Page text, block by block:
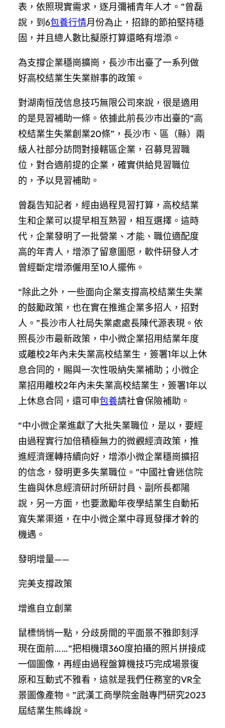
表，依照現實需求，逐月彌補青年人才。”曾磊
說，到6包養行情月份為止，招錄的節拍堅持穩
固，并且總人數比擬原打算還略有增添。
為支撐企業穩崗擴崗，長沙市出臺了一系列做
好高校結業生失業辦事的政策。
對湖南恒茂信息技巧無限公司來說，很是適用
的是見習補助一條。依據此前長沙市出臺的“高
校結業生失業創業20條”，長沙市、區（縣）兩
級人社部分訪問對接轄區企業，召募見習職
位，對合適前提的企業，確實供給見習職位
的，予以見習補助。
曾磊告知記者，經由過程見習打算，高校結業
生和企業可以提早相互熟習，相互選擇。這時
代，企業發明了一批營業、才能、職位適配度
高的年青人，增添了留意圖愿，軟件研發人才
曾經斷定增添僱用至10人擺佈。
“除此之外，一些面向企業支撐高校結業生失業
的鼓勵政策，也在實在推進企業多招人，招對
人。”長沙市人社局失業處處長陳代源表現。依
照長沙市最新政策，中小微企業招用結業年度
或離校2年內未失業高校結業生，簽署1年以上休
息合同的，賜與一次性吸納失業補助；小微企
業招用離校2年內未失業高校結業生，簽署1年以
上休息合同，還可申包養請社會保險補助。
“中小微企業進獻了大批失業職位，是以，要經
由過程實行加倍積極無力的微觀經濟政策，推
進經濟運轉持續向好，增添小微企業穩崗擴招
的信念，發明更多失業職位。”中國社會迷信院
生齒與休息經濟研討所研討員、副所長都陽
說，另一方面，也要激勵年夜學結業生自動拓
寬失業渠道，在中小微企業中尋覓發揮才幹的
機遇。
發明增量——
完美支撐政策
增進自立創業
鼠標悄悄一點，分歧房間的平面景不雅即刻浮
現在面前……“把相機環360度拍攝的照片拼接成
一個圖像，再經由過程盤算機技巧完成場景復
原和互動式不雅看，這就是我們任務室的VR全
景圖像產物。”武漢工商學院金融專門研究2023
屆結業生熊峰說。